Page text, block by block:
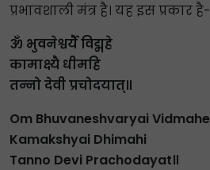
प्रभावशाली मंत्र है। यह इस प्रकार है-
ॐ भुवनेश्वर्यै विद्महे
कामाक्ष्यै धीमहि
तन्नो देवी प्रचोदयात्॥
Om Bhuvaneshvaryai Vidmahe
Kamakshyai Dhimahi
Tanno Devi Prachodayat॥